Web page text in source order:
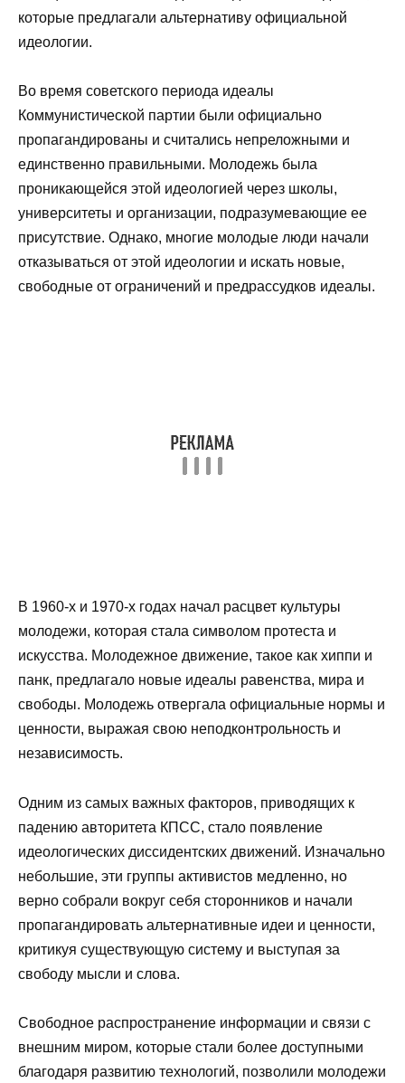
которые предлагали альтернативу официальной
идеологии.
Во время советского периода идеалы
Коммунистической партии были официально
пропагандированы и считались непреложными и
единственно правильными. Молодежь была
проникающейся этой идеологией через школы,
университеты и организации, подразумевающие ее
присутствие. Однако, многие молодые люди начали
отказываться от этой идеологии и искать новые,
свободные от ограничений и предрассудков идеалы.
В 1960-х и 1970-х годах начал расцвет культуры
молодежи, которая стала символом протеста и
искусства. Молодежное движение, такое как хиппи и
панк, предлагало новые идеалы равенства, мира и
свободы. Молодежь отвергала официальные нормы и
ценности, выражая свою неподконтрольность и
независимость.
Одним из самых важных факторов, приводящих к
падению авторитета КПСС, стало появление
идеологических диссидентских движений. Изначально
небольшие, эти группы активистов медленно, но
верно собрали вокруг себя сторонников и начали
пропагандировать альтернативные идеи и ценности,
критикуя существующую систему и выступая за
свободу мысли и слова.
Свободное распространение информации и связи с
внешним миром, которые стали более доступными
благодаря развитию технологий, позволили молодежи